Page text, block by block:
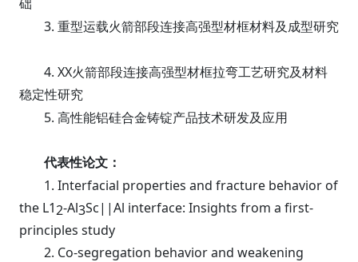
础
3. 重型运载火箭部段连接高强型材框材料及成型研究
4. XX火箭部段连接高强型材框拉弯工艺研究及材料
稳定性研究
5. 高性能铝硅合金铸锭产品技术研发及应用
代表性论文：
1. Interfacial properties and fracture behavior of
the L12-Al3Sc||Al interface: Insights from a first-
principles study
2. Co-segregation behavior and weakening